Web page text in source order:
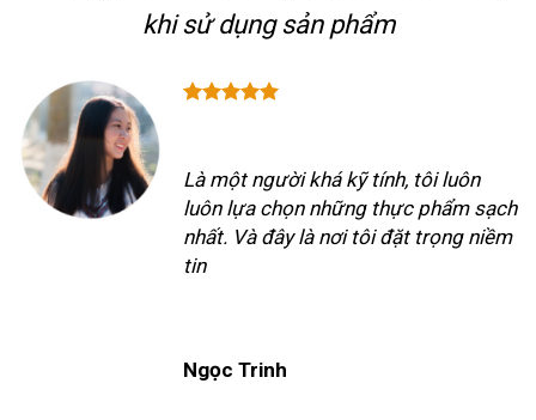
khi sử dụng sản phẩm
Là một người khá kỹ tính, tôi luôn
luôn lựa chọn những thực phẩm sạch
nhất. Và đây là nơi tôi đặt trọng niềm
tin
Ngọc Trinh